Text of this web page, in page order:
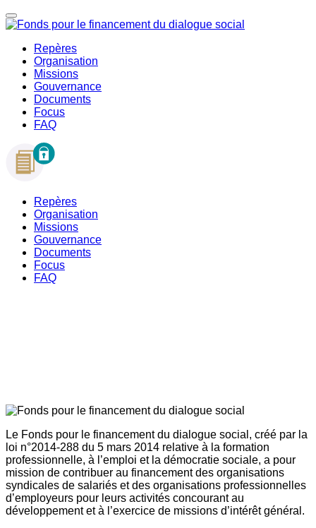
Repères
Organisation
Missions
Gouvernance
Documents
Focus
FAQ
Repères
Organisation
Missions
Gouvernance
Documents
Focus
FAQ
Le Fonds pour le financement du dialogue social, créé par la
loi n°2014-288 du 5 mars 2014 relative à la formation
professionnelle, à l’emploi et la démocratie sociale, a pour
mission de contribuer au financement des organisations
syndicales de salariés et des organisations professionnelles
d’employeurs pour leurs activités concourant au
développement et à l’exercice de missions d’intérêt général.